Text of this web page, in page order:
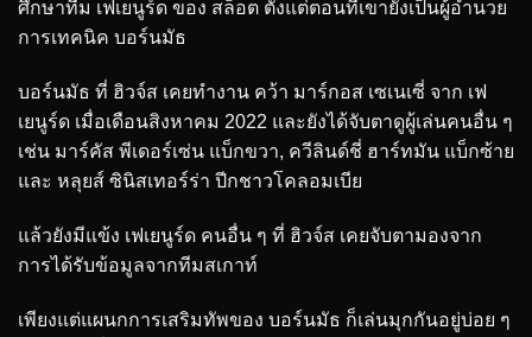
ศึกษาทีม เฟเยนูร์ด ของ สล็อต ตั้งแต่ตอนที่เขายังเป็นผู้อำนวย
การเทคนิค บอร์นมัธ
บอร์นมัธ ที่ ฮิวจ์ส เคยทำงาน คว้า มาร์กอส เซเนเซี่ จาก เฟ
เยนูร์ด เมื่อเดือนสิงหาคม 2022 และยังได้จับตาดูผู้เล่นคนอื่น ๆ
เช่น มาร์คัส พีเดอร์เซ่น แบ็กขวา, ควีลินด์ชี่ ฮาร์ทมัน แบ็กซ้าย
และ หลุยส์ ซินิสเทอร์ร่า ปีกชาวโคลอมเบีย
แล้วยังมีแข้ง เฟเยนูร์ด คนอื่น ๆ ที่ ฮิวจ์ส เคยจับตามองจาก
การได้รับข้อมูลจากทีมสเกาท์
เพียงแต่แผนกการเสริมทัพของ บอร์นมัธ ก็เล่นมุกกันอยู่บ่อย ๆ